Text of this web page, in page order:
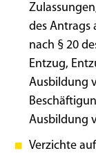
des Antrags
nach § 20
Entzug,
Ausbildung
Ausbildung
Verzichte